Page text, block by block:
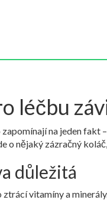
léčbu
na jeden fakt
o nějaký zázračný
důležitá
vitamíny a